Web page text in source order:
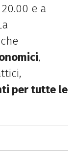
e a
,
per tutte le